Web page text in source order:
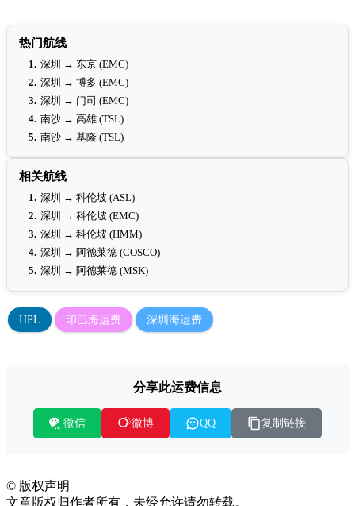
热门航线
1. 深圳 → 东京 (EMC)
2. 深圳 → 博多 (EMC)
3. 深圳 → 门司 (EMC)
4. 南沙 → 高雄 (TSL)
5. 南沙 → 基隆 (TSL)
相关航线
1. 深圳 → 科伦坡 (ASL)
2. 深圳 → 科伦坡 (EMC)
3. 深圳 → 科伦坡 (HMM)
4. 深圳 → 阿德莱德 (COSCO)
5. 深圳 → 阿德莱德 (MSK)
HPL 印巴海运费 深圳海运费
分享此运费信息
微信 微博 QQ 复制链接
© 版权声明
文章版权归作者所有，未经允许请勿转载。